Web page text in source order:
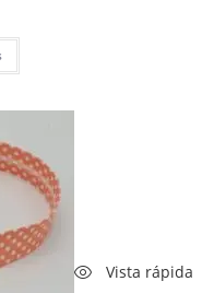
Vista rápida